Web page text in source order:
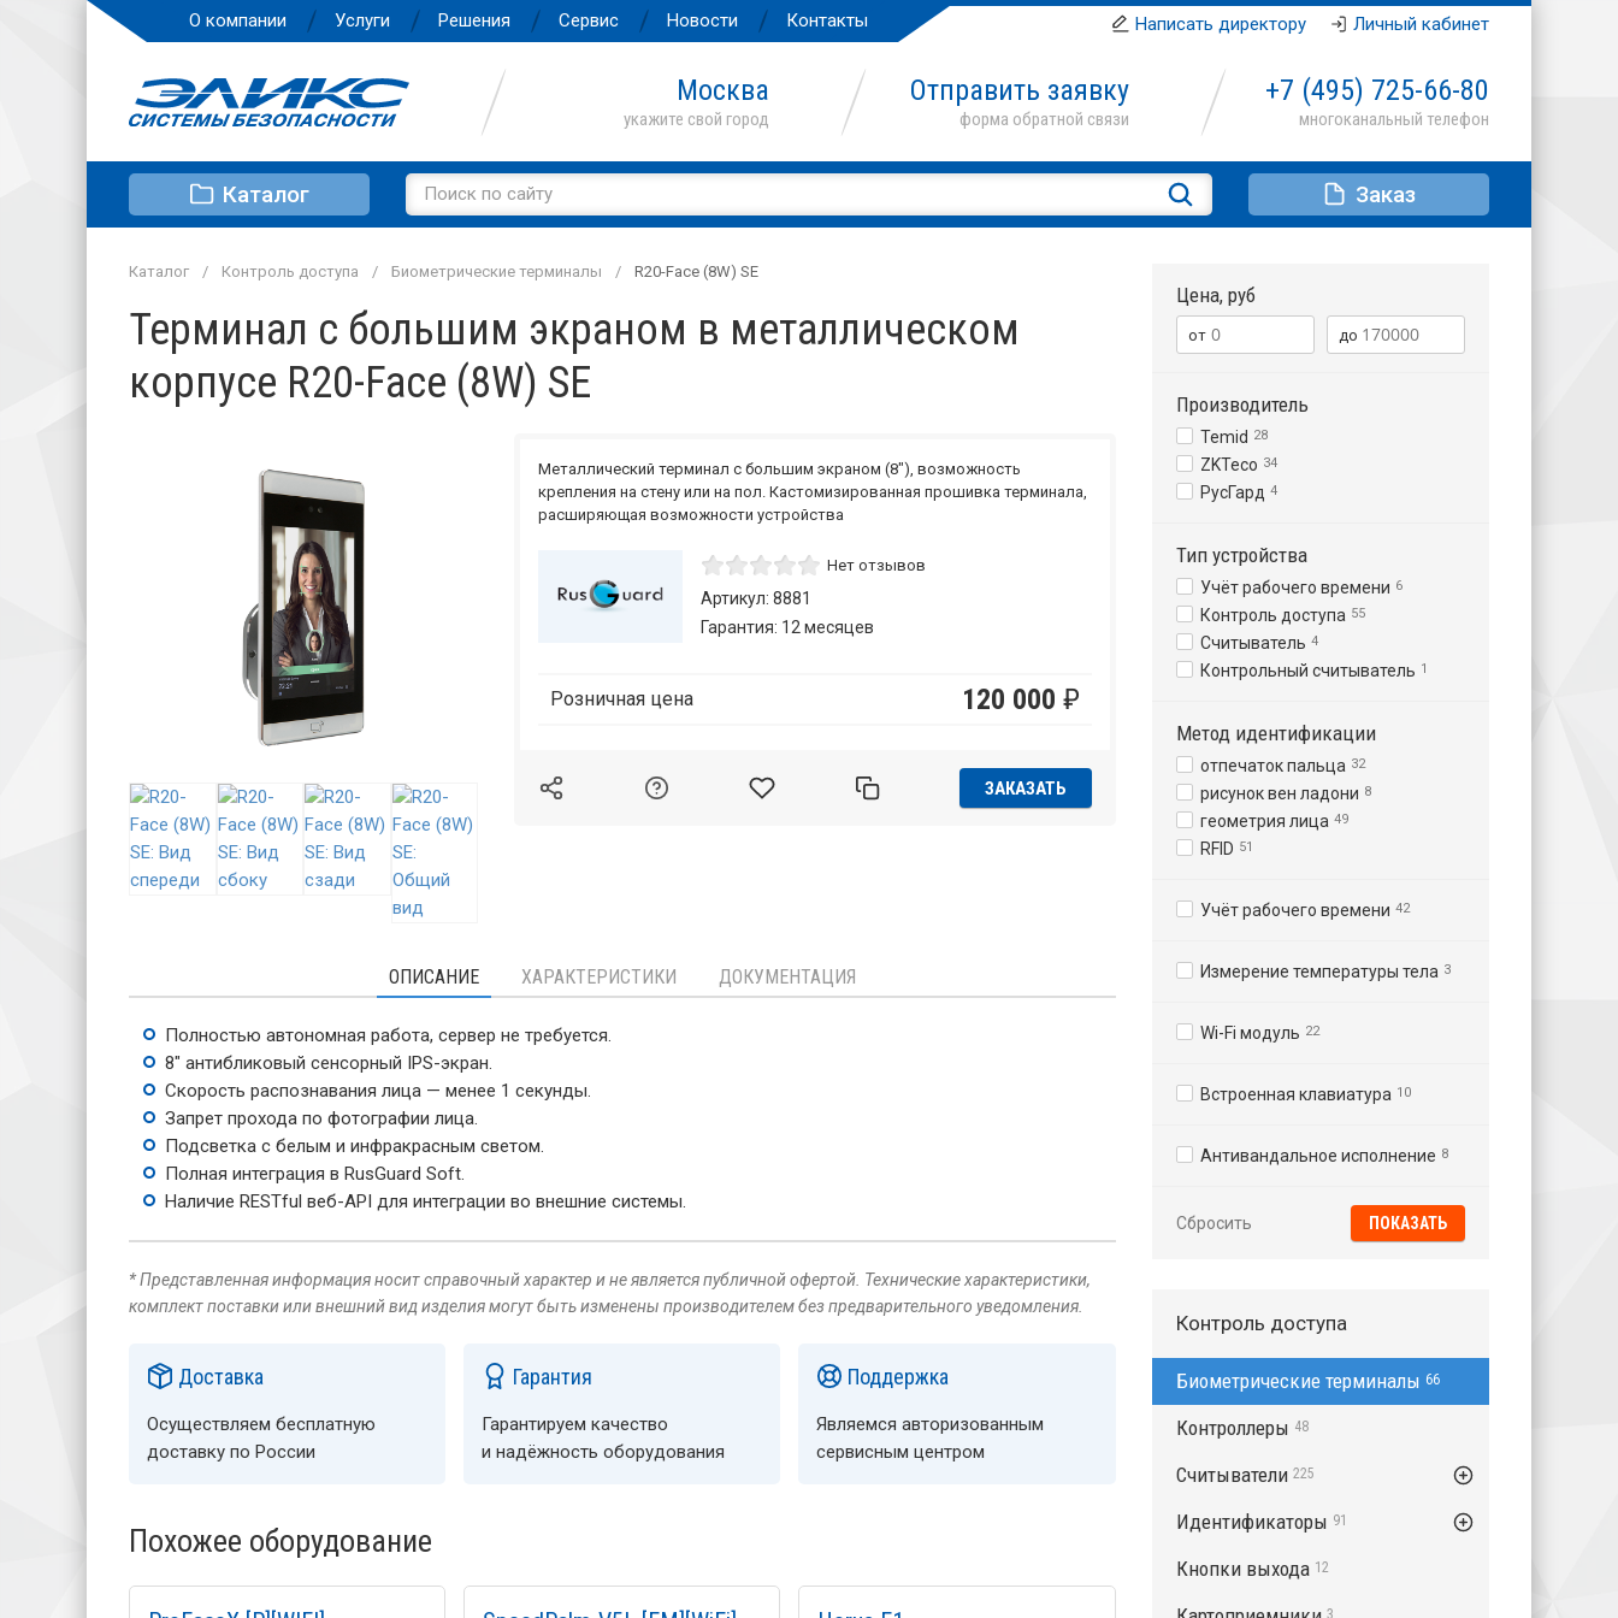
О компании Услуги Решения Сервис Новости Контакты Написать директору Личный кабинет
Москва Отправить заявку +7 (495) 725-66-80
Каталог Заказ
Каталог Контроль доступа Биометрические терминалы R20-Face (8W) SE
Терминал с большим экраном в металлическом
корпусе R20-Face (8W) SE
Металлический терминал с большим экраном (8"), возможность
крепления на стену или на пол. Кастомизированная прошивка терминала,
расширяющая возможности устройства
Нет отзывов
Артикул: 8881
Гарантия: 12 месяцев
Розничная цена 120 000 ₽
ЗАКАЗАТЬ
ОПИСАНИЕ ХАРАКТЕРИСТИКИ ДОКУМЕНТАЦИЯ
Полностью автономная работа, сервер не требуется.
8" антибликовый сенсорный IPS-экран.
Скорость распознавания лица — менее 1 секунды.
Запрет прохода по фотографии лица.
Подсветка с белым и инфракрасным светом.
Полная интеграция в RusGuard Soft.
Наличие RESTful веб-API для интеграции во внешние системы.
* Представленная информация носит справочный характер и не является публичной офертой. Технические характеристики,
комплект поставки или внешний вид изделия могут быть изменены производителем без предварительного уведомления.
Доставка
Осуществляем бесплатную
доставку по России
Гарантия
Гарантируем качество
и надёжность оборудования
Поддержка
Являемся авторизованным
сервисным центром
Похожее оборудование
Цена, руб
Производитель
Temid 28
ZKTeco 34
РусГард 4
Тип устройства
Учёт рабочего времени 6
Контроль доступа 55
Считыватель 4
Контрольный считыватель 1
Метод идентификации
отпечаток пальца 32
рисунок вен ладони 8
геометрия лица 49
RFID 51
Учёт рабочего времени 42
Измерение температуры тела 3
Wi-Fi модуль 22
Встроенная клавиатура 10
Антивандальное исполнение 8
Сбросить
Контроль доступа
Биометрические терминалы 66
Контроллеры 48
Считыватели 225
Идентификаторы 91
Кнопки выхода 12
3